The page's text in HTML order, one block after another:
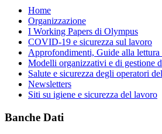
Home
Organizzazione
I Working Papers di Olympus
COVID-19 e sicurezza sul lavoro
Approfondimenti, Guide alla lettura
Modelli organizzativi e di gestione
Salute e sicurezza degli operatori
Newsletters
Siti su igiene e sicurezza del lavoro
Banche Dati